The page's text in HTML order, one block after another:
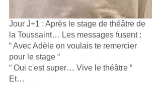
Jour J+1 : Après le stage de théâtre de
la Toussaint… Les messages fusent :
“ Avec Adèle on voulais te remercier
pour le stage “
“ Oui c'est super… Vive le théâtre “
Et…